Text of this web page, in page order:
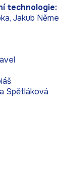
technologie:
Jakub
Spětláková